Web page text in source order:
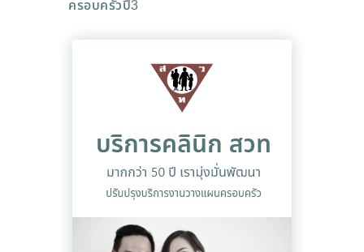
ครอบครัวปี3